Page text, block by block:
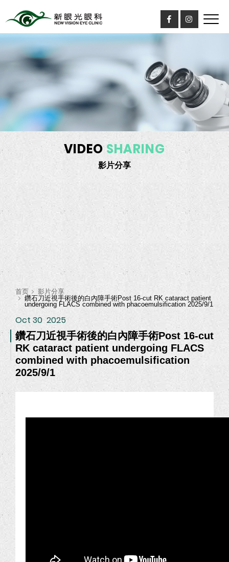
VIDEO SHARING
影片分享
首页
影片分享
鑽石刀近視手術後的白內障手術Post 16-cut RK cataract patient
undergoing FLACS combined with phacoemulsification 2025/9/1
Oct 30 2025
鑽石刀近視手術後的白內障手術Post 16-cut
RK cataract patient undergoing FLACS
combined with phacoemulsification
2025/9/1